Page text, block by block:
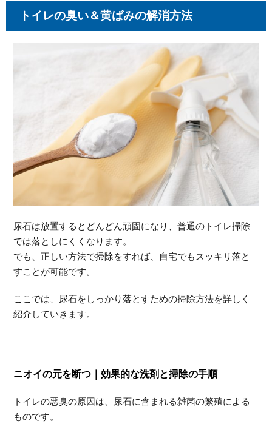
トイレの臭い＆黄ばみの解消方法
尿石は放置するとどんどん頑固になり、普通のトイレ掃除
では落としにくくなります。
でも、正しい方法で掃除をすれば、自宅でもスッキリ落と
すことが可能です。
ここでは、尿石をしっかり落とすための掃除方法を詳しく
紹介していきます。
ニオイの元を断つ｜効果的な洗剤と掃除の手順
トイレの悪臭の原因は、尿石に含まれる雑菌の繁殖による
ものです。